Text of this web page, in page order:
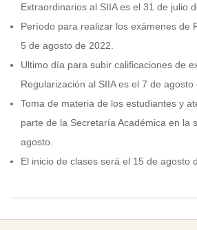
Extraordinarios al SIIA es el 31 de julio
Período para realizar los exámenes de
5 de agosto de 2022.
Ultimo día para subir calificaciones de
Regularización al SIIA es el 7 de agosto
Toma de materia de los estudiantes y
parte de la Secretaría Académica en la
agosto.
El inicio de clases será el 15 de agosto